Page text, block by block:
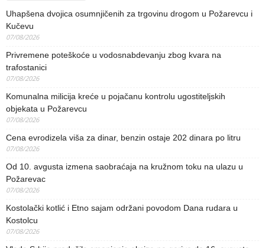
Uhapšena dvojica osumnjičenih za trgovinu drogom u Požarevcu i
Kučevu
07/08/2026
Privremene poteškoće u vodosnabdevanju zbog kvara na
trafostanici
07/08/2026
Komunalna milicija kreće u pojačanu kontrolu ugostiteljskih
objekata u Požarevcu
07/08/2026
Cena evrodizela viša za dinar, benzin ostaje 202 dinara po litru
07/08/2026
Od 10. avgusta izmena saobraćaja na kružnom toku na ulazu u
Požarevac
07/08/2026
Kostolački kotlić i Etno sajam održani povodom Dana rudara u
Kostolcu
07/08/2026